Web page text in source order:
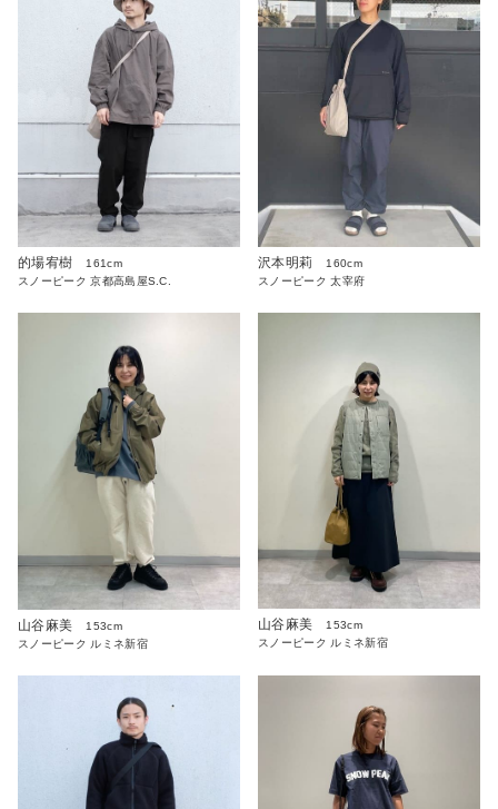
的場宥樹
161cm
スノーピーク 京都高島屋S.C.
沢本明莉
160cm
スノーピーク 太宰府
山谷麻美
153cm
スノーピーク ルミネ新宿
山谷麻美
153cm
スノーピーク ルミネ新宿